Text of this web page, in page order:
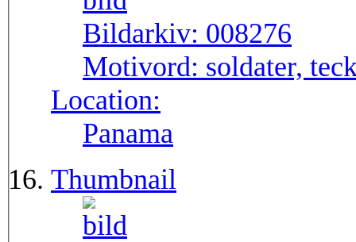
Bildarkiv: 008276
Motivord: soldater,
Location:
Panama
Thumbnail